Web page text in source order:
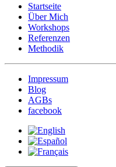
Startseite
Über Mich
Workshops
Referenzen
Methodik
Impressum
Blog
AGBs
facebook